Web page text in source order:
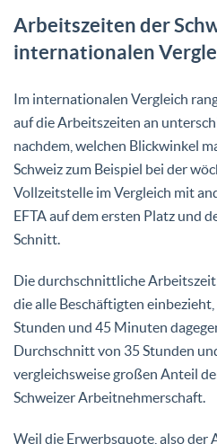
Arbeitszeiten der
internationalen
Im internationalen Vergleich
auf die Arbeitszeiten an
nachdem, welchen Blickwinkel
Schweiz zum Beispiel bei der
Vollzeitstelle im Vergleich mit
EFTA auf dem ersten Platz und
Schnitt.
Die durchschnittliche
die alle Beschäftigten
Stunden und 45 Minuten
Durchschnitt von 35 Stunden
vergleichsweise großen Anteil
Schweizer Arbeitnehmerschaft.
Weil die Erwerbsquote, also der